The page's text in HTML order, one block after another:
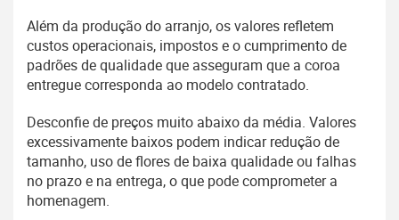
Além da produção do arranjo, os valores refletem
custos operacionais, impostos e o cumprimento de
padrões de qualidade que asseguram que a coroa
entregue corresponda ao modelo contratado.
Desconfie de preços muito abaixo da média. Valores
excessivamente baixos podem indicar redução de
tamanho, uso de flores de baixa qualidade ou falhas
no prazo e na entrega, o que pode comprometer a
homenagem.